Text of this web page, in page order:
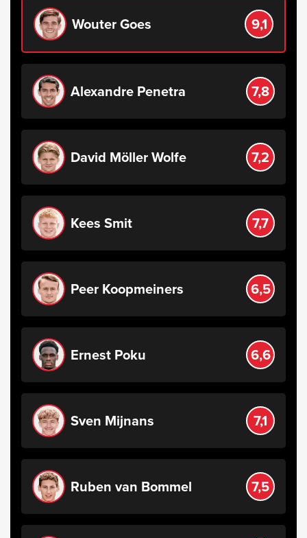
Wouter Goes 9,1
Alexandre Penetra 7,8
David Möller Wolfe 7,2
Kees Smit 7,7
Peer Koopmeiners 6,5
Ernest Poku 6,6
Sven Mijnans 7,1
Ruben van Bommel 7,5